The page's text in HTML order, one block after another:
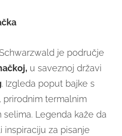
je područje
u saveznoj državi
. Izgleda poput bajke s
prirodnim termalnim
Legenda kaže da
inspiraciju za pisanje